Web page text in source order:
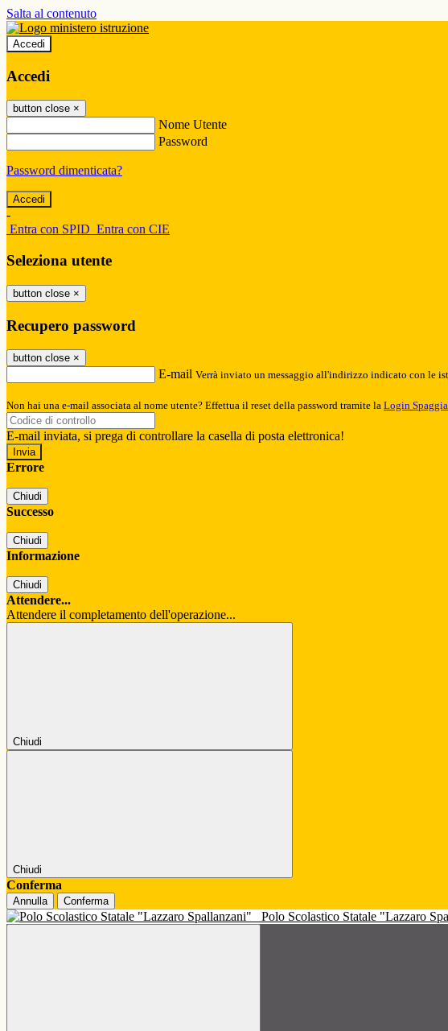
Salta al contenuto
Accedi
Accedi
button close ×
Nome Utente
Password
Password dimenticata?
-
Entra con SPID Entra con CIE
Seleziona utente
button close ×
Recupero password
button close ×
E-mail Verrà inviato un messaggio all'indirizzo indicato con le
Non hai una e-mail associata al nome utente? Effettua il reset della password tramite la Login
E-mail inviata, si prega di controllare la casella di posta elettronica!
Errore
Chiudi
Successo
Chiudi
Informazione
Chiudi
Attendere...
Attendere il completamento dell'operazione...
Chiudi
Chiudi
Conferma
Annulla Conferma
Polo Scolastico Statale "Lazzaro